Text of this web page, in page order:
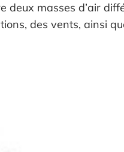
deux masses d’air
des vents, ainsi